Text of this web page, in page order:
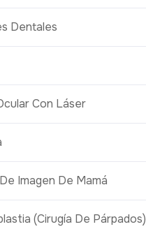
Dentales
Con Láser
Imagen De Mamá
(Cirugía De Párpados)